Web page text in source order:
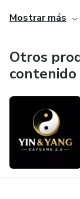
Actualmente
abordajes en frío.
Mostrar más
Otros
contenido